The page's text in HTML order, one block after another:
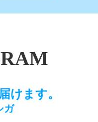
けます。
ガ